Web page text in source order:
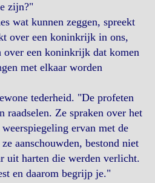
zijn?"
wat kunnen zeggen, spreekt
over een koninkrijk in ons,
over een koninkrijk dat komen
met elkaar worden
tederheid. "De profeten
raadselen. Ze spraken over het
ervan met de
aanschouwden, bestond niet
uit harten die werden verlicht.
en daarom begrijp je."